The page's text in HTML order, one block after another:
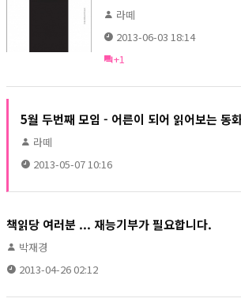
라떼
2013-06-03 18:14
+1
5월 두번째 모임 - 어른이 되어 읽어보는 동
라떼
2013-05-07 10:16
책읽당 여러분 ... 재능기부가 필요합니다.
박재경
2013-04-26 02:12